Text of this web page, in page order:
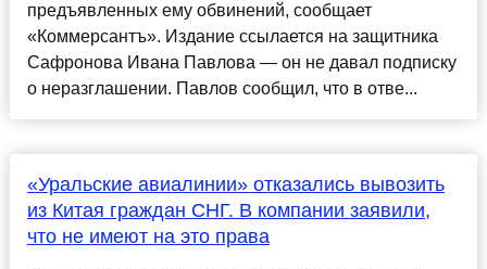
предъявленных ему обвинений, сообщает
«Коммерсантъ». Издание ссылается на защитника
Сафронова Ивана Павлова — он не давал подписку
о неразглашении. Павлов сообщил, что в отве...
«Уральские авиалинии» отказались вывозить
из Китая граждан СНГ. В компании заявили,
что не имеют на это права